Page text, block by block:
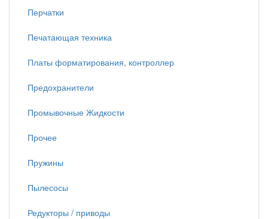
Перчатки
Печатающая техника
Платы форматирования, контроллер
Предохранители
Промывочные Жидкости
Прочее
Пружины
Пылесосы
Редукторы / приводы